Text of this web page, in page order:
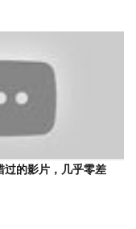
过的影片，几乎零差